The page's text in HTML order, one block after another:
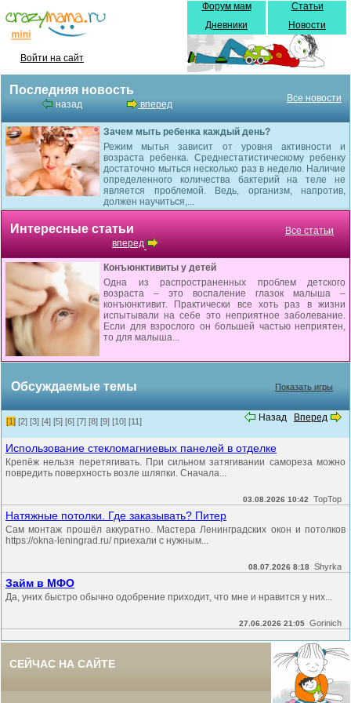
Войти на сайт
Форум мам
Дневники
Статьи
Новости
Последняя новость
назад вперед
Все новости
Зачем мыть ребенка каждый день?
Режим мытья зависит от уровня активности и
возраста ребенка. Среднестатистическому ребенку
достаточно мыться несколько раз в неделю. Наличие
определенного количества бактерий на теле не
является проблемой. Ведь, организм, напротив,
должен научиться,...
Интересные статьи
вперед
Все статьи
Конъюнктивиты у детей
Одна из распространенных проблем детского
возраста – это воспаление глазок малыша –
конъюнктивит. Практически все хоть раз в жизни
испытывали на себе это неприятное заболевание.
Если для взрослого он большей частью неприятен,
то для малыша...
Обсуждаемые темы Показать игры
Назад Вперед
[1] [2] [3] [4] [5] [6] [7] [8] [9] [10] [11]
Использование стекломагниевых панелей в отделке
Крепёж нельзя перетягивать. При сильном затягивании самореза можно
повредить поверхность возле шляпки. Сначала...
03.08.2026 10:42 TopTop
Натяжные потолки. Где заказывать? Питер
Сам монтаж прошёл аккуратно. Мастера Ленинградских окон и потолков
https://okna-leningrad.ru/ приехали с нужным...
08.07.2026 8:18 Shyrka
Займ в МФО
Да, уних быстро обычно одобрение приходит, что мне и нравится у них...
27.06.2026 21:05 Gorinich
СЕЙЧАС НА САЙТЕ